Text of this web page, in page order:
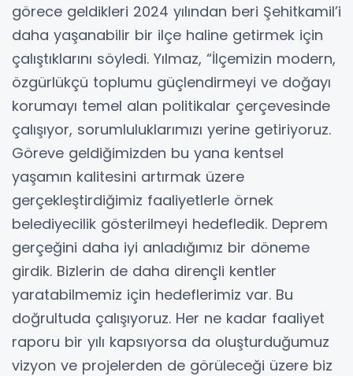
görece geldikleri 2024 yılından beri Şehitkamil’i
daha yaşanabilir bir ilçe haline getirmek için
çalıştıklarını söyledi. Yılmaz, “İlçemizin modern,
özgürlükçü toplumu güçlendirmeyi ve doğayı
korumayı temel alan politikalar çerçevesinde
çalışıyor, sorumluluklarımızı yerine getiriyoruz.
Göreve geldiğimizden bu yana kentsel
yaşamın kalitesini artırmak üzere
gerçekleştirdiğimiz faaliyetlerle örnek
belediyecilik gösterilmeyi hedefledik. Deprem
gerçeğini daha iyi anladığımız bir döneme
girdik. Bizlerin de daha dirençli kentler
yaratabilmemiz için hedeflerimiz var. Bu
doğrultuda çalışıyoruz. Her ne kadar faaliyet
raporu bir yılı kapsıyorsa da oluşturduğumuz
vizyon ve projelerden de görüleceği üzere biz